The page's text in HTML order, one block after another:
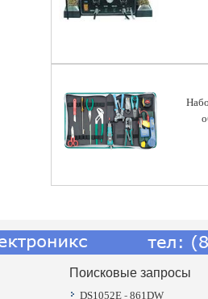
Поисковые запросы
DS1052E - 861DW